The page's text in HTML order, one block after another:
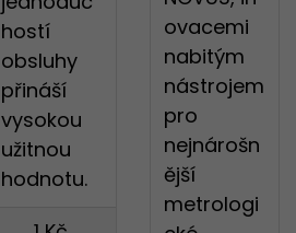
hostí
obsluhy
přináší
vysokou
užitnou
hodnotu.
ovacemi
nabitým
nástrojem
pro
nejnárošn
ější
metrologi